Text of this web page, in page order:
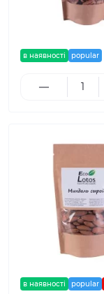
в наявності popular
в наявності popular